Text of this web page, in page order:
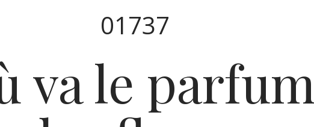
01737
va le parfum